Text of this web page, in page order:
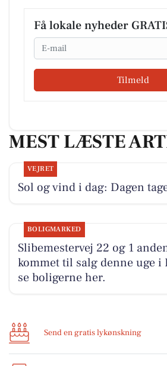
Få lokale nyheder
Email
Tilmeld
MEST LÆSTE
VEJRET
Sol og vind i dag: Dagen
BOLIGMARKED
Slibemestervej 22 og 1
kommet til salg denne uge i
se boligerne her.
Send en gratis lykønskning